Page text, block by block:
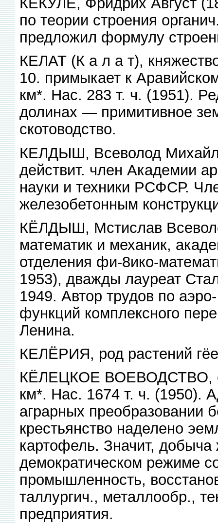
по теории строения
предложил формулу
КЕЛАТ (К а л а т),
10. примыкает к
км*. Нас. 283 т. ч. (1951).
долинах — примитивное
скотоводство.
КЕЛДЫШ, Всеволод
действит. член Академии
науки и техники РСФСР.
железобетонным
КЁЛДЫШ, Мстислав
математик и механик,
отделения фи-8ико-
1953), дважды лауреат
1949. Автор трудов по
функций комплексного
Ленина.
КЕЛЁРИЯ, род растений
КЁЛЕЦКОЕ ВОЕВОДСТВО,
км*. Нас. 1674 т. ч. (1950).
аграрных преобразовании
крестьянство наделено
картофель. Значит,
демократическом режиме
промышленность,
таллургич., металлообр.,
предприятия.